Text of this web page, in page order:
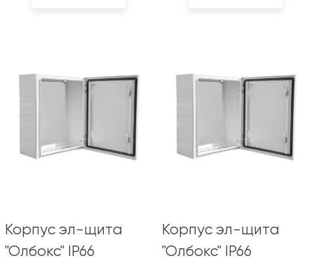
Корпус эл-щита
"Олбокс" IP66
Корпус эл-щита
"Олбокс" IP66